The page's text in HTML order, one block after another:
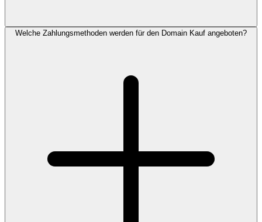
Welche Zahlungsmethoden werden für den Domain Kauf angeboten?